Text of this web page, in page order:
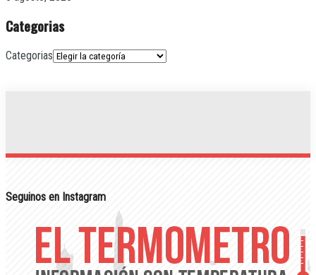
Categorias
Categorias
Seguinos en Instagram